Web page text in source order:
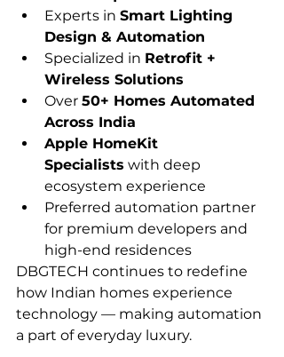
Experts in Smart Lighting
Design & Automation
Specialized in Retrofit +
Wireless Solutions
Over 50+ Homes Automated
Across India
Apple HomeKit
Specialists with deep
ecosystem experience
Preferred automation partner
for premium developers and
high-end residences
DBGTECH continues to redefine
how Indian homes experience
technology — making automation
a part of everyday luxury.